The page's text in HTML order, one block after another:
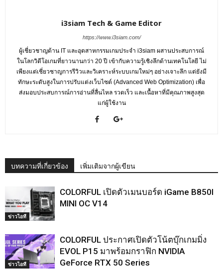
i3siam Tech & Game Editor
https://www.i3siam.com/
ผู้เชี่ยวชาญด้าน IT และอุตสาหกรรมเกมประจำ i3siam ผสานประสบการณ์
ในโลกวิดีโอเกมที่ยาวนานกว่า 20 ปี เข้ากับความรู้เชิงลึกด้านเทคโนโลยี ไม่
เพียงแต่เชี่ยวชาญการรีวิวและวิเคราะห์ระบบเกมใหม่ๆ อย่างเจาะลึก แต่ยังมี
ทักษะระดับสูงในการปรับแต่งเว็บไซต์ (Advanced Web Optimization) เพื่อ
ส่งมอบประสบการณ์การอ่านที่ลื่นไหล รวดเร็ว และเนื้อหาที่มีคุณภาพสูงสุด
แก่ผู้ใช้งาน
บทความที่เกี่ยวข้อง เพิ่มเติมจากผู้เขียน
ข่าวไอที
COLORFUL เปิดตัวเมนบอร์ด iGame B850I
MINI OC V14
ข่าวไอที
COLORFUL ประกาศเปิดตัวโน้ตบุ๊กเกมมิ่ง
EVOL P15 มาพร้อมกราฟิก NVIDIA
GeForce RTX 50 Series